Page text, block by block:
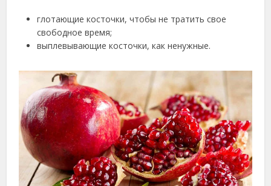
глотающие косточки, чтобы не тратить свое
свободное время;
выплевывающие косточки, как ненужные.